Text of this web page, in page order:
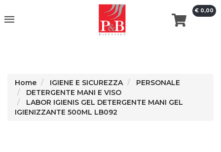
€ 0,00
Home IGIENE E SICUREZZA
PERSONALE
DETERGENTE MANI E VISO
LABOR IGIENIS GEL DETERGENTE MANI GEL
IGIENIZZANTE 500ML LB092